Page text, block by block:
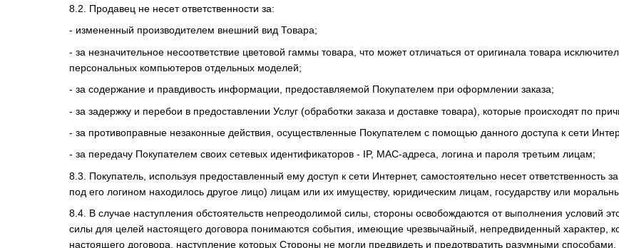
8.2. Продавец не несет ответственности за:
- измененный производителем внешний вид Товара;
- за незначительное несоответствие цветовой гаммы товара, что может отличаться от оригинала товара
персональных компьютеров отдельных моделей;
- за содержание и правдивость информации, предоставляемой Покупателем при оформлении заказа;
- за задержку и перебои в предоставлении Услуг (обработки заказа и доставке товара), которые происходят по
- за противоправные незаконные действия, осуществленные Покупателем с помощью данного доступа к сети
- за передачу Покупателем своих сетевых идентификаторов - IP, MAC-адреса, логина и пароля третьим лицам;
8.3. Покупатель, используя предоставленный ему доступ к сети Интернет, самостоятельно несет
под его логином находилось другое лицо) лицам или их имуществу, юридическим лицам, государству или
8.4. В случае наступления обстоятельств непреодолимой силы, стороны освобождаются от выполнения условий
силы для целей настоящего договора понимаются события, имеющие чрезвычайный, непредвиденный характер,
настоящего договора, наступление которых Стороны не могли предвидеть и предотвратить разумными способами.